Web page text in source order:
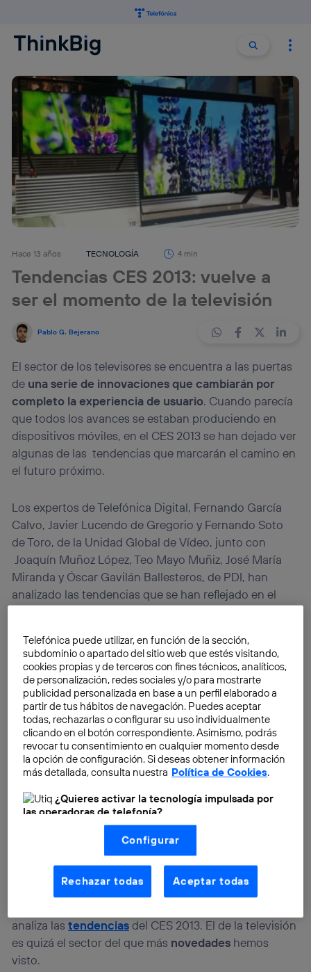
Buscar
Hace 13 años TECNOLOGÍA 4 min
Tendencias CES 2013: vuelve a
ser el momento de la televisión
Pablo G. Bejerano
El sector de los televisores se encuentra a las puertas
de una serie de innovaciones que cambiarán por
completo la experiencia de usuario. Cuando parecía
que todos los avances se estaban produciendo en
dispositivos móviles, en el CES 2013 se han dejado ver
algunas de las tendencias que marcarán el camino en
el futuro próximo.
Los expertos de Telefónica Digital, Fernando García
Calvo, Javier Lucendo de Gregorio y Fernando Soto
de Toro, de la Unidad Global de Vídeo, junto con
Joaquín Muñoz López, Teo Mayo Muñiz, José María
Miranda y Óscar Gavilán Ballesteros, de PDI, han
analizado las tendencias que se han reflejado en el
analiza lastendenciasdel CES 2013. El de la televisión
es quizá el sector del que más novedades hemos
visto.
Telefónica puede utilizar, en función de la sección,
subdominio o apartado del sitio web que estés visitando,
cookies propias y de terceros con fines técnicos, analíticos,
de personalización, redes sociales y/o para mostrarte
publicidad personalizada en base a un perfil elaborado a
partir de tus hábitos de navegación. Puedes aceptar
todas, rechazarlas o configurar su uso individualmente
clicando en el botón correspondiente. Asimismo, podrás
revocar tu consentimiento en cualquier momento desde
la opción de configuración. Si deseas obtener información
más detallada, consulta nuestra Política de Cookies.
¿Quieres activar la tecnología impulsada por
las operadoras de telefonía?
Nosotros, Telefónica S.A., utilizamos la tecnología Utiq para
realizar nuestras acciones de marketing digital o análisis
(como se describe en este aviso de consentimiento)
basadas en tu navegación en nuestra(s) web(s)
aquí(solo cuando utilizas una conexión a
internet habilitada , proporcionada por una de las
operadoras de telefonía participantes, y otorgas tu
La tecnología Utiq está diseñada con la privacidad como
prioridad ofreciéndote elección y control.
La tecnología utiliza un identificador cifrado creado por tu
Configurar
Rechazar todas Aceptar todas